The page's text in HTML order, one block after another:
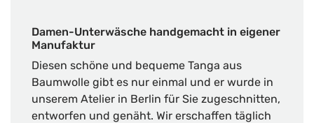
Damen-Unterwäsche handgemacht in eigener
Manufaktur
Diesen schöne und bequeme Tanga aus
Baumwolle gibt es nur einmal und er wurde in
unserem Atelier in Berlin für Sie zugeschnitten,
entworfen und genäht. Wir erschaffen täglich